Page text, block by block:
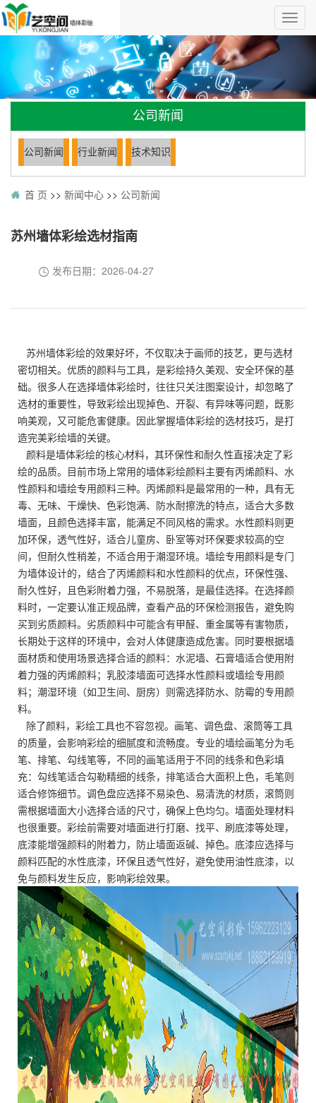
公司新闻
公司新闻 行业新闻 技术知识
首 页 >> 新闻中心 >> 公司新闻
苏州墙体彩绘选材指南
发布日期： 2026-04-27
苏州墙体彩绘的效果好坏，不仅取决于画师的技艺，更与选材
密切相关。优质的颜料与工具，是彩绘持久美观、安全环保的基
础。很多人在选择墙体彩绘时，往往只关注图案设计，却忽略了
选材的重要性，导致彩绘出现掉色、开裂、有异味等问题，既影
响美观，又可能危害健康。因此掌握墙体彩绘的选材技巧，是打
造完美彩绘墙的关键。
颜料是墙体彩绘的核心材料，其环保性和耐久性直接决定了彩
绘的品质。目前市场上常用的墙体彩绘颜料主要有丙烯颜料、水
性颜料和墙绘专用颜料三种。丙烯颜料是最常用的一种，具有无
毒、无味、干燥快、色彩饱满、防水耐擦洗的特点，适合大多数
墙面，且颜色选择丰富，能满足不同风格的需求。水性颜料则更
加环保，透气性好，适合儿童房、卧室等对环保要求较高的空
间，但耐久性稍差，不适合用于潮湿环境。墙绘专用颜料是专门
为墙体设计的，结合了丙烯颜料和水性颜料的优点，环保性强、
耐久性好，且色彩附着力强，不易脱落，是最佳选择。在选择颜
料时，一定要认准正规品牌，查看产品的环保检测报告，避免购
买到劣质颜料。劣质颜料中可能含有甲醛、重金属等有害物质，
长期处于这样的环境中，会对人体健康造成危害。同时要根据墙
面材质和使用场景选择合适的颜料：水泥墙、石膏墙适合使用附
着力强的丙烯颜料；乳胶漆墙面可选择水性颜料或墙绘专用颜
料；潮湿环境（如卫生间、厨房）则需选择防水、防霉的专用颜
料。
除了颜料，彩绘工具也不容忽视。画笔、调色盘、滚筒等工具
的质量，会影响彩绘的细腻度和流畅度。专业的墙绘画笔分为毛
笔、排笔、勾线笔等，不同的画笔适用于不同的线条和色彩填
充：勾线笔适合勾勒精细的线条，排笔适合大面积上色，毛笔则
适合修饰细节。调色盘应选择不易染色、易清洗的材质，滚筒则
需根据墙面大小选择合适的尺寸，确保上色均匀。墙面处理材料
也很重要。彩绘前需要对墙面进行打磨、找平、刷底漆等处理，
底漆能增强颜料的附着力，防止墙面返碱、掉色。底漆应选择与
颜料匹配的水性底漆，环保且透气性好，避免使用油性底漆，以
免与颜料发生反应，影响彩绘效果。